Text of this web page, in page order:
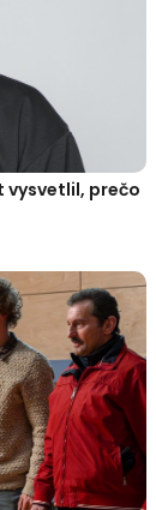
vysvetlil, prečo